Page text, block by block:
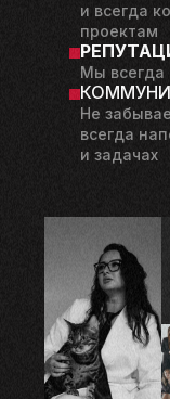
и всегда
проектам
Мы всегда
Не
всегда
и задачах